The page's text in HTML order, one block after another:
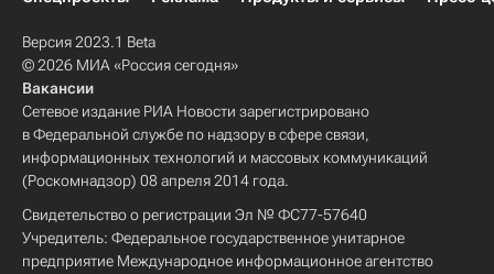
Версия 2023.1 Beta
© 2026 МИА «Россия сегодня»
Вакансии
Сетевое издание РИА Новости зарегистрировано
в Федеральной службе по надзору в сфере связи,
информационных технологий и массовых коммуникаций
(Роскомнадзор) 08 апреля 2014 года.
Свидетельство о регистрации Эл № ФС77-57640
Учредитель: Федеральное государственное унитарное
предприятие Международное информационное агентство